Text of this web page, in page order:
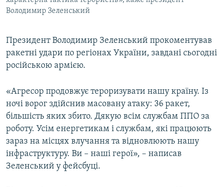
КТАТ
ДОЛУЧАЙСЯ!
Усі сайти RFE/RL
Володимир Зеленський
Президент Володимир Зеленський прокоментував
ракетні удари по регіонах України, завдані сьогодні
російською армією.
«Агресор продовжує тероризувати нашу країну. Із
ночі ворог здійснив масовану атаку: 36 ракет,
більшість яких збито. Дякую всім службам ППО за
роботу. Усім енергетикам і службам, які працюють
зараз на місцях влучання та відновлюють нашу
інфраструктуру. Ви – наші герої», – написав
Зеленський у фейсбуці.